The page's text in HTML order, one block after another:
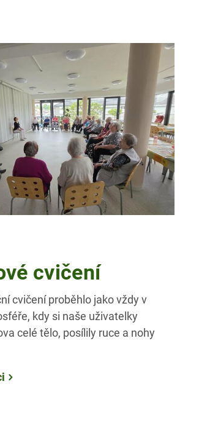
cvičení
cvičení proběhlo jako vždy v
kdy si naše uživatelky
celé tělo, posílily ruce a nohy